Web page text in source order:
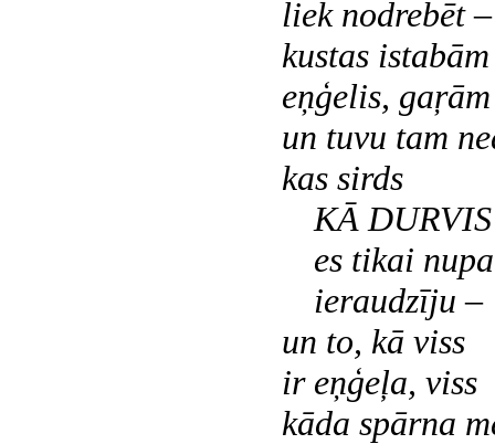
liek nodrebēt
kustas
eņģelis,
un tuvu tam
kas sirds
KĀ
es tikai
ieraudzīju –
un to, kā viss
ir eņģeļa, viss
kāda spārna